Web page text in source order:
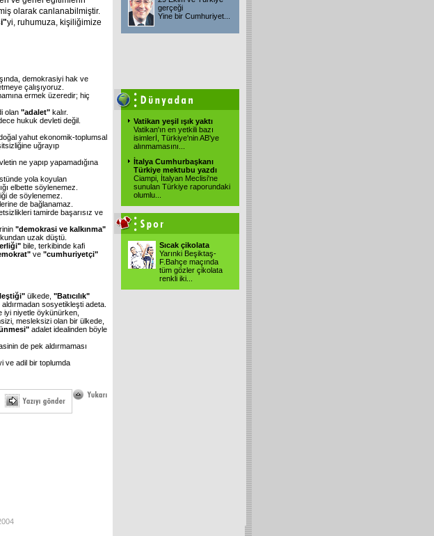
olarak canlanabilmiştir.
yi, ruhumuza, kişiliğimize
demokrasiyi hak ve
çalışıyoruz.
ermek üzeredir; hiç
olan "adalet" kalır.
hukuk devleti değil.
yahut ekonomik-toplumsal
uğrayıp
ne yapıp yapamadığına
yola koyulan
elbette söylenemez.
de söylenemez.
de bağlanamaz.
tamirde başarısız ve
"demokrasi ve kalkınma"
uzak düştü.
bile, terkibinde kafi
ve "cumhuriyetçi"
ülkede, "Batıcılık"
aldırmadan sosyetikleşti adeta.
iyi niyetle öykünürken,
mesleksizi olan bir ülkede,
adalet idealinden böyle
de pek aldırmaması
ve adil bir toplumda
gerçeği
Yine bir Cumhuriyet
Vatikan yeşil ışık yaktı
Vatikan'ın en yetkili bazı
isimlerİ, Türkiye'nin AB'ye
alınmamasını
İtalya Cumhurbaşkanı
Türkiye mektubu yazdı
Ciampi, İtalyan Meclisi'ne
sunulan Türkiye raporundaki
olumlu
Sıcak çikolata
Yarınki Beşiktaş-
F.Bahçe maçında
tüm gözler çikolata
renkli iki